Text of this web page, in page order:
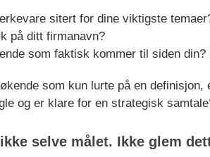
sitert for dine viktigste
på ditt firmanavn?
som faktisk kommer til siden din?
som kun lurte på en definisjon,
og er klare for en strategisk
selve målet. Ikke glem